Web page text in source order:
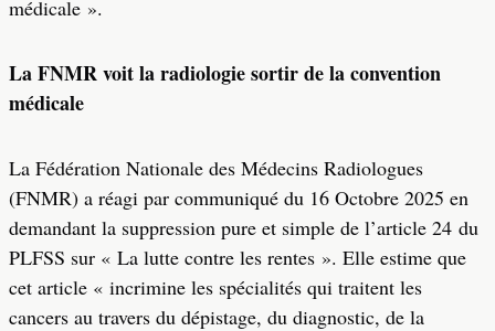
médicale ».
La FNMR voit la radiologie sortir de la convention
médicale
La Fédération Nationale des Médecins Radiologues
(FNMR) a réagi par communiqué du 16 Octobre 2025 en
demandant la suppression pure et simple de l’article 24 du
PLFSS sur « La lutte contre les rentes ». Elle estime que
cet article « incrimine les spécialités qui traitent les
cancers au travers du dépistage, du diagnostic, de la